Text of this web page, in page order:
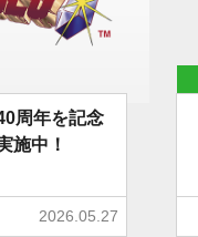
周年を記念
施中！
2026.05.27